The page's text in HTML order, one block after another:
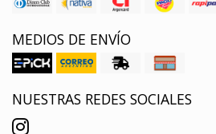
MEDIOS DE ENVÍO
NUESTRAS REDES SOCIALES